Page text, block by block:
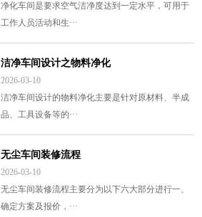
净化车间是要求空气洁净度达到一定水平，可用于
工作人员活动和生···
洁净车间设计之物料净化
2026-03-10
洁净车间设计的物料净化主要是针对原材料、半成
品、工具设备等的···
无尘车间装修流程
2026-03-10
无尘车间装修流程主要分为以下六大部分进行一、
确定方案及报价，···